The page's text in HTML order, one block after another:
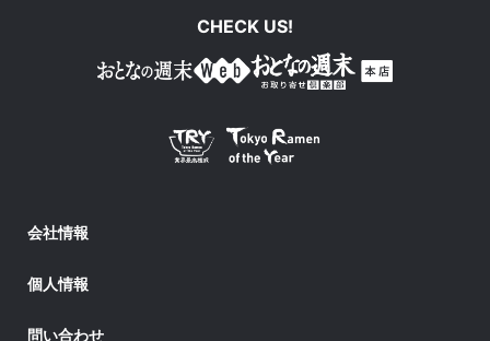
CHECK US!
会社情報
個人情報
問い合わせ